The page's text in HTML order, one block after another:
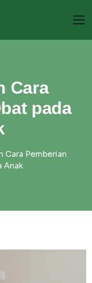
Cara
pada
Cara Pemberian
Anak